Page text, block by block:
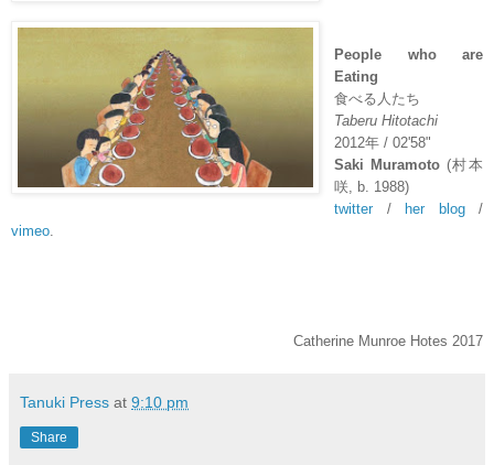
People who are
Eating
食べる人たち
Taberu Hitotachi
2012年 / 02'58"
Saki Muramoto(村本
咲, b. 1988)
twitter
/ her blog
/
vimeo.
Catherine Munroe Hotes 2017
Tanuki Press at 9:10 pm
Share